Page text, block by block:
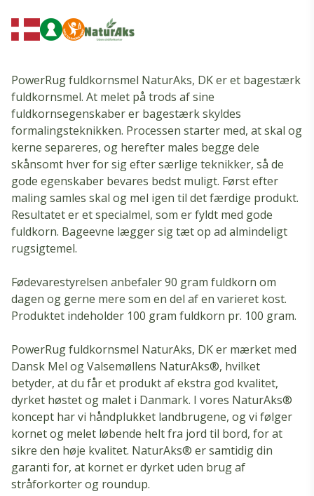
PowerRug fuldkornsmel NaturAks, DK er et bagestærk
fuldkornsmel. At melet på trods af sine
fuldkornsegenskaber er bagestærk skyldes
formalingsteknikken. Processen starter med, at skal og
kerne separeres, og herefter males begge dele
skånsomt hver for sig efter særlige teknikker, så de
gode egenskaber bevares bedst muligt. Først efter
maling samles skal og mel igen til det færdige produkt.
Resultatet er et specialmel, som er fyldt med gode
fuldkorn. Bageevne lægger sig tæt op ad almindeligt
rugsigtemel.
Fødevarestyrelsen anbefaler 90 gram fuldkorn om
dagen og gerne mere som en del af en varieret kost.
Produktet indeholder 100 gram fuldkorn pr. 100 gram.
PowerRug fuldkornsmel NaturAks, DK er mærket med
Dansk Mel og Valsemøllens NaturAks®, hvilket
betyder, at du får et produkt af ekstra god kvalitet,
dyrket høstet og malet i Danmark. I vores NaturAks®
koncept har vi håndplukket landbrugene, og vi følger
kornet og melet løbende helt fra jord til bord, for at
sikre den høje kvalitet. NaturAks® er samtidig din
garanti for, at kornet er dyrket uden brug af
stråforkorter og roundup.